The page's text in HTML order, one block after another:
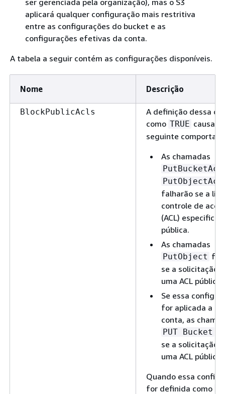
aplicará qualquer configuração mais restritiva
entre as configurações do bucket e as
configurações efetivas da conta.
A tabela a seguir contém as configurações disponíveis.
Nome Descrição
BlockPublicAcls
A definição dessa
como TRUE causa o
seguinte
As chamadas
PutBucketAcl
PutObjectAcl
falharão se a
controle de
(ACL)
pública.
As chamadas
PutObject
se a solicitação
uma ACL pública.
Se essa
for aplicada a
conta, as
PUT Bucket
se a solicitação
uma ACL pública.
Quando essa
for definida como